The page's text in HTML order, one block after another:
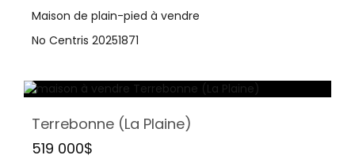
Maison de plain-pied à vendre
No Centris 20251871
Terrebonne (La Plaine)
519 000$